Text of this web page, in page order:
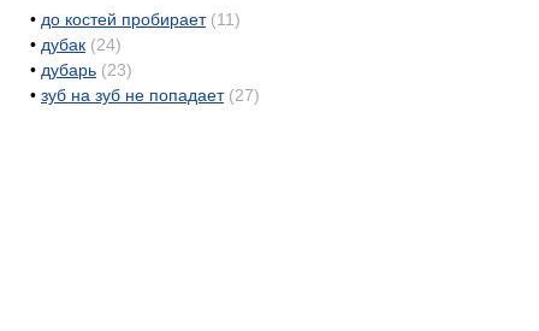
• до костей пробирает (11)
• дубак (24)
• дубарь (23)
• зуб на зуб не попадает (27)